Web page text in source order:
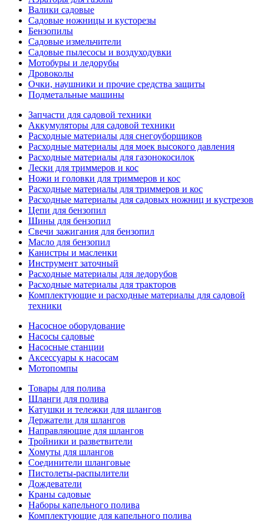
Валики садовые
Садовые ножницы и кусторезы
Бензопилы
Садовые измельчители
Садовые пылесосы и воздуходувки
Мотобуры и ледорубы
Дровоколы
Очки, наушники и прочие средства защиты
Подметальные машины
Запчасти для садовой техники
Аккумуляторы для садовой техники
Расходные материалы для снегоуборщиков
Расходные материалы для моек высокого давления
Расходные материалы для газонокосилок
Лески для триммеров и кос
Ножи и головки для триммеров и кос
Расходные материалы для триммеров и кос
Расходные материалы для садовых ножниц и кустрезов
Цепи для бензопил
Шины для бензопил
Свечи зажигания для бензопил
Масло для бензопил
Канистры и масленки
Инструмент заточный
Расходные материалы для ледорубов
Расходные материалы для тракторов
Комплектующие и расходные материалы для садовой
техники
Насосное оборудование
Насосы садовые
Насосные станции
Аксессуары к насосам
Мотопомпы
Товары для полива
Шланги для полива
Катушки и тележки для шлангов
Держатели для шлангов
Направляющие для шлангов
Тройники и разветвители
Хомуты для шлангов
Соединители шланговые
Пистолеты-распылители
Дождеватели
Краны садовые
Наборы капельного полива
Комплектующие для капельного полива